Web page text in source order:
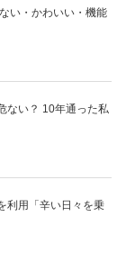
い・かわいい・機能
ない？ 10年通った私
利用「辛い日々を乗